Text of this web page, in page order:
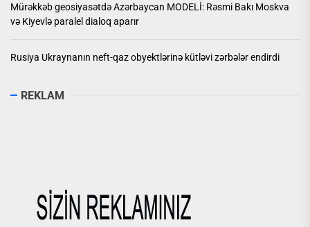
Mürəkkəb geosiyasətdə Azərbaycan MODELİ: Rəsmi Bakı Moskva
və Kiyevlə paralel dialoq aparır
Rusiya Ukraynanın neft-qaz obyektlərinə kütləvi zərbələr endirdi
REKLAM